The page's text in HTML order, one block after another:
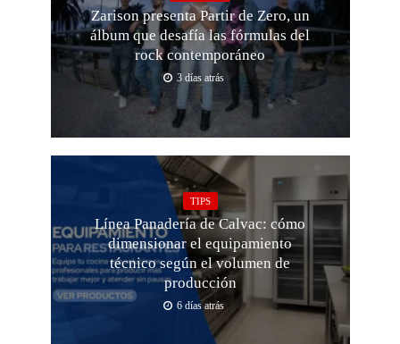
Zarison presenta Partir de Zero, un
álbum que desafía las fórmulas del
rock contemporáneo
3 días atrás
TIPS
Línea Panadería de Calvac: cómo
dimensionar el equipamiento
técnico según el volumen de
producción
6 días atrás